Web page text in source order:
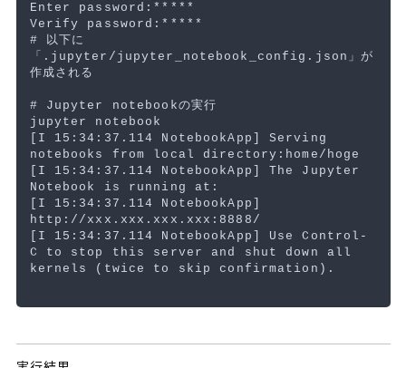
Enter password: *****
Verify password: *****
# 以下に
「.jupyter/jupyter_notebook_config.json」が
作成される
# Jupyter notebookの実行
I 15:34:37.114 NotebookApp] Serving
notebooks from
local
I 15:34:37.114 NotebookApp] The Jupyter
I 15:34:37.114 NotebookApp]
I 15:34:37.114 NotebookApp] Use Control-
C to stop this server and shut down all
kernels
( twice to skip confirmation ) .